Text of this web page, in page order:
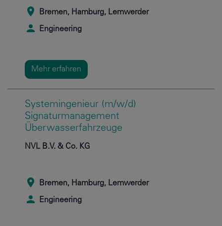
Bremen, Hamburg, Lemwerder
Engineering
Mehr erfahren
Systemingenieur (m/w/d)
Signaturmanagement
Überwasserfahrzeuge
NVL B.V. & Co. KG
Bremen, Hamburg, Lemwerder
Engineering